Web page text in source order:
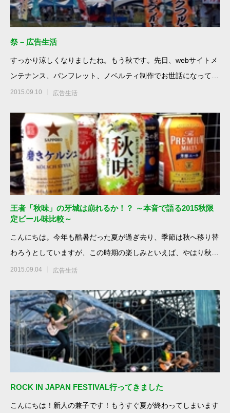
祭 – 広告生活
すっかり涼しくなりましたね。もう秋です。先日、webサイトメ
ンテナンス、パンフレット、ノベルティ制作でお世話になってお
ります、藤沢市湘南
2015.09.10 広告生活
王者「秋味」の牙城は崩れるか！？ ～本音で語る2015秋限
定ビール味比較～
こんにちは。今年も酷暑だった夏が過ぎ去り、季節は秋へ移り替
わろうとしていますが、この時期の楽しみといえば、やはり秋限
定ビールの登場です。
2015.09.04 広告生活
ROCK IN JAPAN FESTIVAL行ってきました
こんにちは！新人の兼子です！もうすぐ夏が終わってしまいます